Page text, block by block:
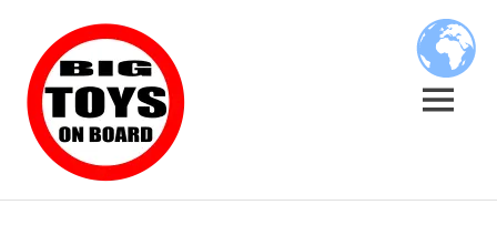
content
BOARD
MENU